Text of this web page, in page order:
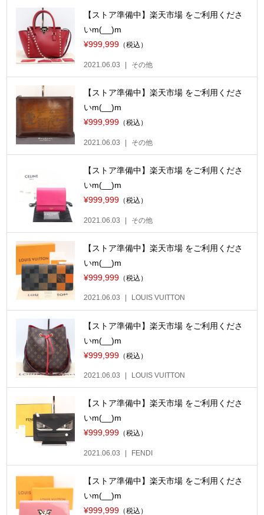
【ストア準備中】楽天市場 をご利用くださ
いm(__)m
¥999,999 （税込）
2021.06.03 その他
【ストア準備中】楽天市場 をご利用くださ
いm(__)m
¥999,999 （税込）
2021.06.03 その他
【ストア準備中】楽天市場 をご利用くださ
いm(__)m
¥999,999 （税込）
2021.06.03 その他
【ストア準備中】楽天市場 をご利用くださ
いm(__)m
¥999,999 （税込）
2021.06.03 LOUIS VUITTON
【ストア準備中】楽天市場 をご利用くださ
いm(__)m
¥999,999 （税込）
2021.06.03 LOUIS VUITTON
【ストア準備中】楽天市場 をご利用くださ
いm(__)m
¥999,999 （税込）
2021.06.03 FENDI
【ストア準備中】楽天市場 をご利用くださ
いm(__)m
¥999,999 （税込）